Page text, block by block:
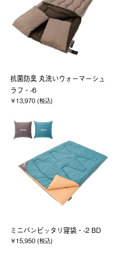
抗菌防臭 丸洗いウォーマーシュ
ラフ・-6
￥13,970 (税込)
ミニバンピッタリ寝袋・-2 BD
￥15,950 (税込)